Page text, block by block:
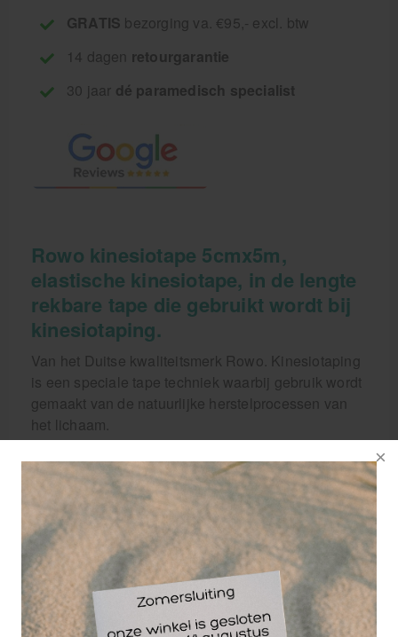
GRATIS bezorging va. €95,- excl. btw
14 dagen retourgarantie
30 jaar dé paramedisch specialist
Rowo kinesiotape 5cmx5m,
elastische kinesiotape, in de lengte
rekbare tape die gebruikt wordt bij
kinesiotaping.
Van het Duitse kwaliteitsmerk Rowo. Kinesiotaping
is een speciale tape techniek waarbij gebruik wordt
gemaakt van de natuurlijke herstelprocessen van
het lichaam.
ROWO Kinesio Tape, een
topkwaliteit tape voor fysiotherapie
en sportverzorging
ROWO kinesio tape staat bekend om zijn
uitstekende kwaliteit en is een betaalbaar alternatief
voor merken zoals CureTape en Leukotape K. Net